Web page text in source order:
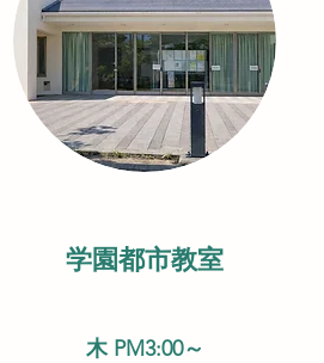
学園都市教室
木 PM3:00～